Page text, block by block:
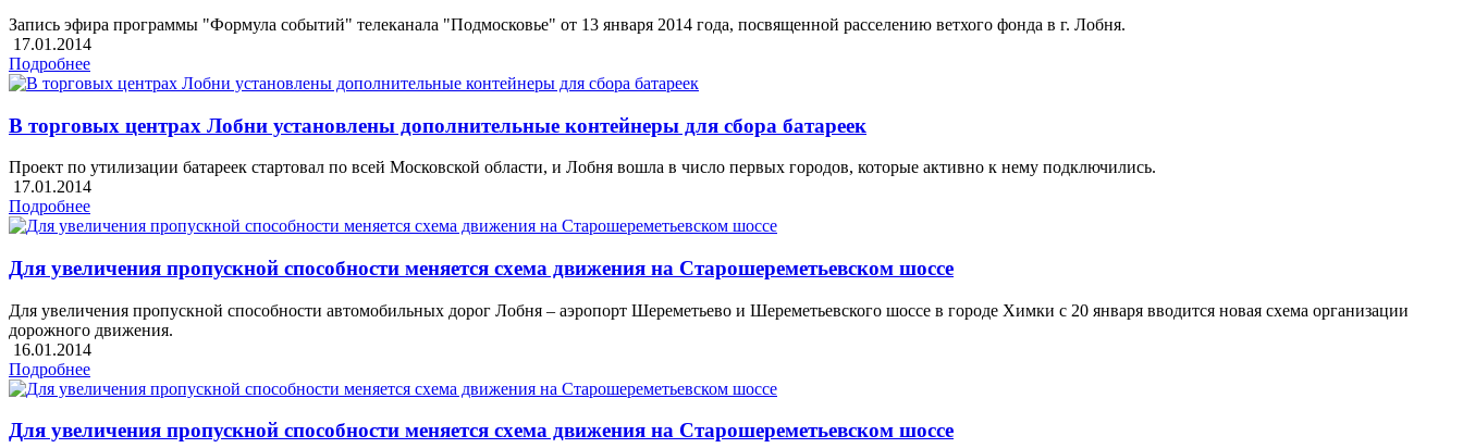
Запись эфира программы "Формула событий" телеканала "Подмосковье" от 13 января 2014 года, посвященной расселению ветхого фонда в г. Лобня.
17.01.2014
Подробнее
В торговых центрах Лобни установлены дополнительные контейнеры для сбора батареек
Проект по утилизации батареек стартовал по всей Московской области, и Лобня вошла в число первых городов, которые активно к нему подключились.
17.01.2014
Подробнее
Для увеличения пропускной способности меняется схема движения на Старошереметьевском шоссе
Для увеличения пропускной способности автомобильных дорог Лобня – аэропорт Шереметьево и Шереметьевского шоссе в городе Химки с 20 января вводится новая схема организации
дорожного движения.
16.01.2014
Подробнее
Для увеличения пропускной способности меняется схема движения на Старошереметьевском шоссе